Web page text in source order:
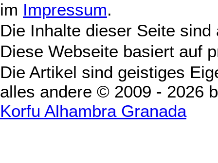
im Impressum.
Die Inhalte dieser Seite
Diese Webseite basiert auf
Die Artikel sind geistiges
alles andere © 2009 - 2026
Korfu Alhambra Granada